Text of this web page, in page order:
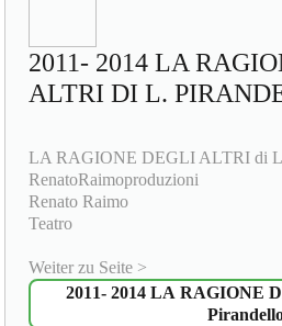
2011- 2014 LA
ALTRI DI L.
LA RAGIONE DEGLI ALTRI di
RenatoRaimoproduzioni
Renato Raimo
Teatro
Weiter zu Seite >
2011- 2014 LA RAGIONE